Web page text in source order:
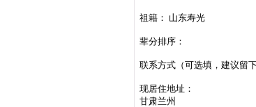
祖籍： 山东寿光
辈分排序：
联系方式（可选填，建议
现居住地址：
甘肃兰州